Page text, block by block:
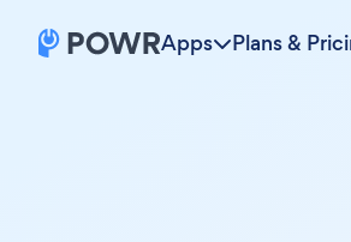
Apps Plans &